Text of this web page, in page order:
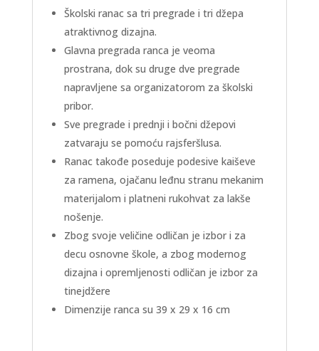
Školski ranac sa tri pregrade i tri džepa
atraktivnog dizajna.
Glavna pregrada ranca je veoma
prostrana, dok su druge dve pregrade
napravljene sa organizatorom za školski
pribor.
Sve pregrade i prednji i bočni džepovi
zatvaraju se pomoću rajsferšlusa.
Ranac takođe poseduje podesive kaiševe
za ramena, ojačanu leđnu stranu mekanim
materijalom i platneni rukohvat za lakše
nošenje.
Zbog svoje veličine odličan je izbor i za
decu osnovne škole, a zbog modernog
dizajna i opremljenosti odličan je izbor za
tinejdžere
Dimenzije ranca su 39 x 29 x 16 cm